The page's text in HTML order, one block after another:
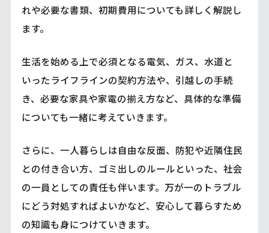
れや必要な書類、初期費用についても詳しく解説し
ます。
生活を始める上で必須となる電気、ガス、水道と
いったライフラインの契約方法や、引越しの手続
き、必要な家具や家電の揃え方など、具体的な準備
についても一緒に考えていきます。
さらに、一人暮らしは自由な反面、防犯や近隣住民
との付き合い方、ゴミ出しのルールといった、社会
の一員としての責任も伴います。万が一のトラブル
にどう対処すればよいかなど、安心して暮らすため
の知識も身につけていきます。